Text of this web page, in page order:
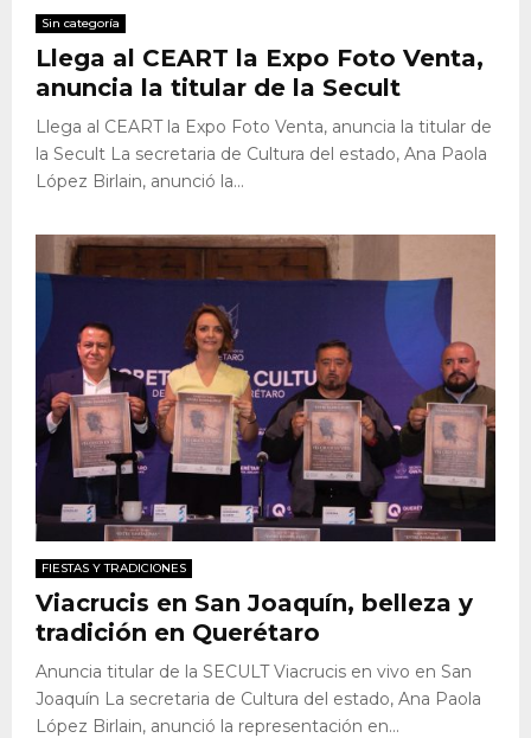
Sin categoría
Llega al CEART la Expo Foto Venta,
anuncia la titular de la Secult
Llega al CEART la Expo Foto Venta, anuncia la titular de
la Secult La secretaria de Cultura del estado, Ana Paola
López Birlain, anunció la...
FIESTAS Y TRADICIONES
Viacrucis en San Joaquín, belleza y
tradición en Querétaro
Anuncia titular de la SECULT Viacrucis en vivo en San
Joaquín La secretaria de Cultura del estado, Ana Paola
López Birlain, anunció la representación en...